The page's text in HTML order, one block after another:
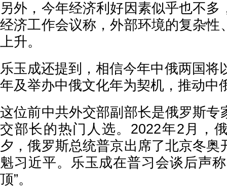
另外，今年经济利好因素似乎也不多
经济工作会议称，外部环境的复杂性
上升。
乐玉成还提到，相信今年中俄两国将
年及举办中俄文化年为契机，推动中
这位前中共外交部副部长是俄罗斯专
交部长的热门人选。2022年2月，
夕，俄罗斯总统普京出席了北京冬奥
魁习近平。乐玉成在普习会谈后声
顶”。